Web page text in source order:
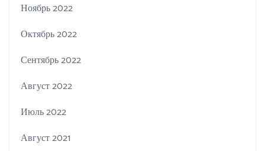
Ноябрь 2022
Октябрь 2022
Сентябрь 2022
Август 2022
Июль 2022
Август 2021